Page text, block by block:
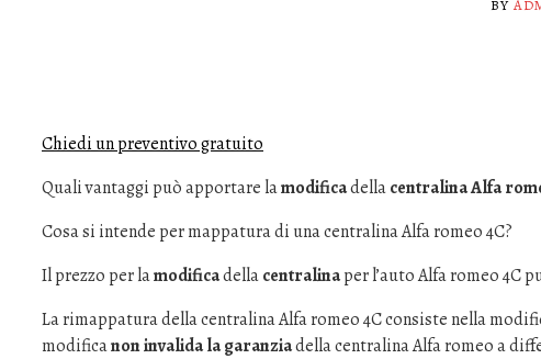
BY
Chiedi un preventivo gratuito
Quali vantaggi può apportare lamodificadellacentralina Alfa
Cosa si intende per mappatura di una centralina Alfa romeo 4C?
Il prezzo per lamodificadellacentralinaper l’auto Alfa romeo 4C
La rimappatura della centralina Alfa romeo 4C consiste nella
modificanon invalida la garanziadella centralina Alfa romeo a